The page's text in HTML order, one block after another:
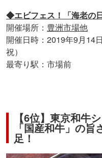
◆エビフェス！「海老の
開催場所： 豊洲市場他
開催日時：2019年9月14
祝）
最寄り駅：市場前
【6位】東京和牛
「国産和牛」の
足！